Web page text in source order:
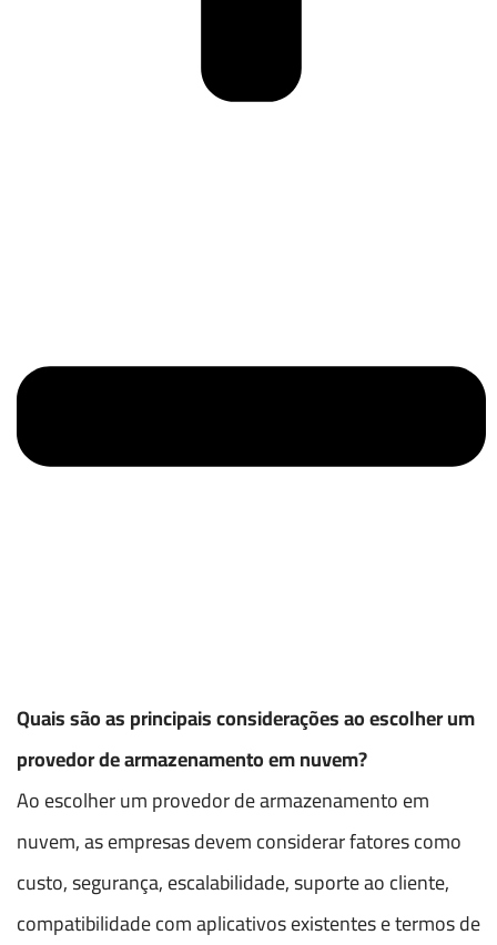
Quais são as principais considerações ao escolher um
provedor de armazenamento em nuvem?
Ao escolher um provedor de armazenamento em
nuvem, as empresas devem considerar fatores como
custo, segurança, escalabilidade, suporte ao cliente,
compatibilidade com aplicativos existentes e termos de